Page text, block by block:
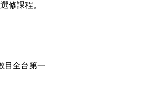
修課程。
目全台第一